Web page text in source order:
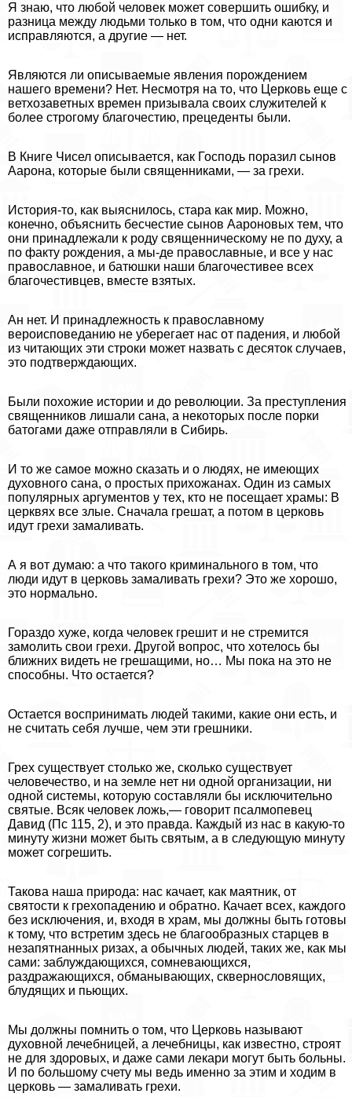
Я знаю, что любой человек может совершить ошибку, и
разница между людьми только в том, что одни каются и
исправляются, а другие — нет.
Являются ли описываемые явления порождением
нашего времени? Нет. Несмотря на то, что Церковь еще с
ветхозаветных времен призывала своих служителей к
более строгому благочестию, прецеденты были.
В Книге Чисел описывается, как Господь поразил сынов
Аарона, которые были священниками, — за грехи.
История-то, как выяснилось, стара как мир. Можно,
конечно, объяснить бесчестие сынов Аароновых тем, что
они принадлежали к роду священническому не по духу, а
по факту рождения, а мы-де православные, и все у нас
православное, и батюшки наши благочестивее всех
благочестивцев, вместе взятых.
Ан нет. И принадлежность к православному
вероисповеданию не уберегает нас от падения, и любой
из читающих эти строки может назвать с десяток случаев,
это подтверждающих.
Были похожие истории и до революции. За преступления
священников лишали сана, а некоторых после порки
батогами даже отправляли в Сибирь.
И то же самое можно сказать и о людях, не имеющих
духовного сана, о простых прихожанах. Один из самых
популярных аргументов у тех, кто не посещает храмы: В
церквях все злые. Сначала грешат, а потом в церковь
идут грехи замаливать.
А я вот думаю: а что такого криминального в том, что
люди идут в церковь замаливать грехи? Это же хорошо,
это нормально.
Гораздо хуже, когда человек грешит и не стремится
замолить свои грехи. Другой вопрос, что хотелось бы
ближних видеть не грешащими, но… Мы пока на это не
способны. Что остается?
Остается воспринимать людей такими, какие они есть, и
не считать себя лучше, чем эти грешники.
Грех существует столько же, сколько существует
человечество, и на земле нет ни одной организации, ни
одной системы, которую составляли бы исключительно
святые. Всяк человек ложь,— говорит псалмопевец
Давид (Пс 115, 2), и это правда. Каждый из нас в какую-то
минуту жизни может быть святым, а в следующую минуту
может согрешить.
Такова наша природа: нас качает, как маятник, от
святости к грехопадению и обратно. Качает всех, каждого
без исключения, и, входя в храм, мы должны быть готовы
к тому, что встретим здесь не благообразных старцев в
незапятнанных ризах, а обычных людей, таких же, как мы
сами: заблуждающихся, сомневающихся,
раздражающихся, обманывающих, сквернословящих,
блyдящих и пьющих.
Мы должны помнить о том, что Церковь называют
духовной лечебницей, а лечебницы, как известно, строят
не для здоровых, и даже сами лекари могут быть больны.
И по большому счету мы ведь именно за этим и ходим в
церковь — замаливать грехи.